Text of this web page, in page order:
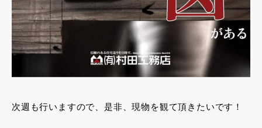
次週も行いますので、是非、現物を観て頂きたいです！